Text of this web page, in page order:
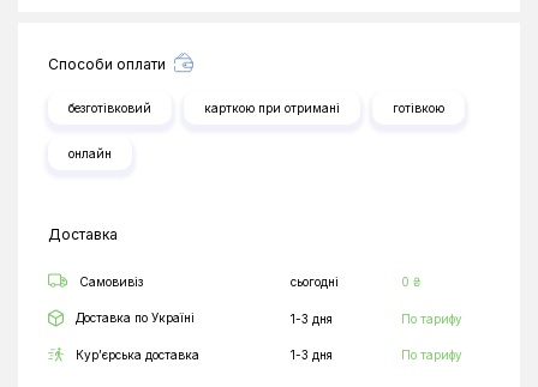
Способи оплати
безготівковий карткою при отримані готівкою
онлайн
Доставка
Самовивіз сьогодні 0 ₴
Доставка по Україні 1-3 дня По тарифу
Кур’єрська доставка 1-3 дня По тарифу